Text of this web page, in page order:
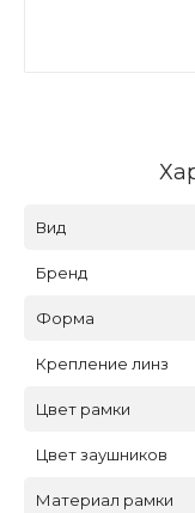
Вид
Бренд
Форма
Крепление линз
Цвет рамки
Цвет заушников
Материал рамки